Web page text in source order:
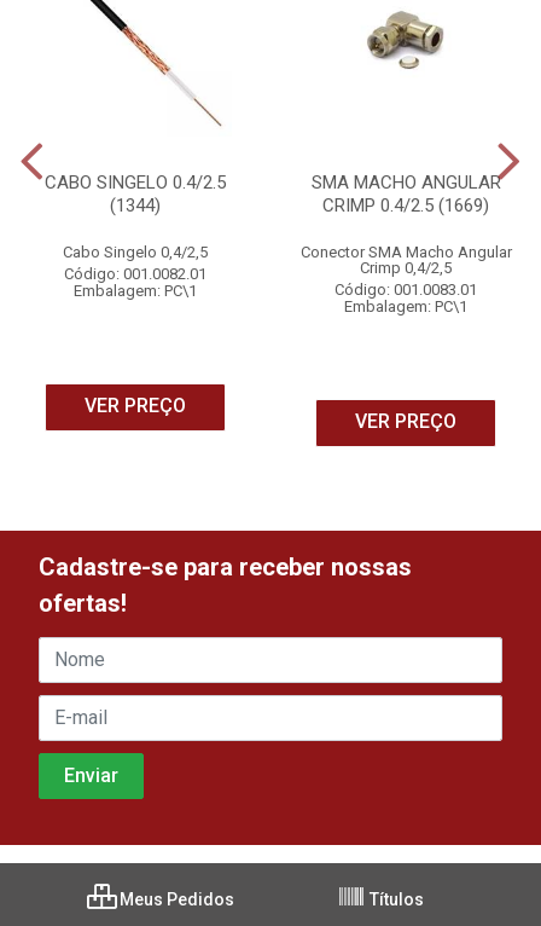
CABO SINGELO 0.4/2.5
(1344)
Cabo Singelo 0,4/2,5
Código: 001.0082.01
Embalagem: PC\1
VER PREÇO
SMA MACHO ANGULAR
CRIMP 0.4/2.5 (1669)
Conector SMA Macho Angular
Crimp 0,4/2,5
Código: 001.0083.01
Embalagem: PC\1
VER PREÇO
Cadastre-se para receber nossas
ofertas!
Meus Pedidos Títulos